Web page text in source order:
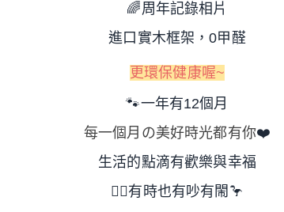
🌈周年記錄相片
進口實木框架，0甲醛
更環保健康喔~
🐾一年有12個月
每一個月の美好時光都有你❤️
生活的點滴有歡樂與幸福
🙅‍♀️有時也有吵有閙 🦩